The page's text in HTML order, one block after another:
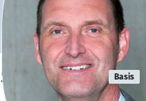
Stefan Wolf Basis